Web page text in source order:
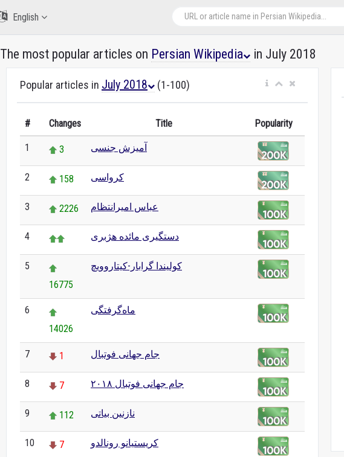
English
The most popular articles on Persian Wikipedia in July 2018
Popular articles in July 2018 (1-100)
# Changes Title Popularity
1 3 آمیزش جنسی
2 158 کرواسی
3 2226 عباس امیرانتظام
4 دستگیری مائده هژبری
5
16775
کولیندا گرابار-کیتاروویچ
6
14026
ماه‌گرفتگی
7 1 جام جهانی فوتبال
8 7 جام جهانی فوتبال ۲۰۱۸
9 112 نازنین بیاتی
10 7 کریستیانو رونالدو